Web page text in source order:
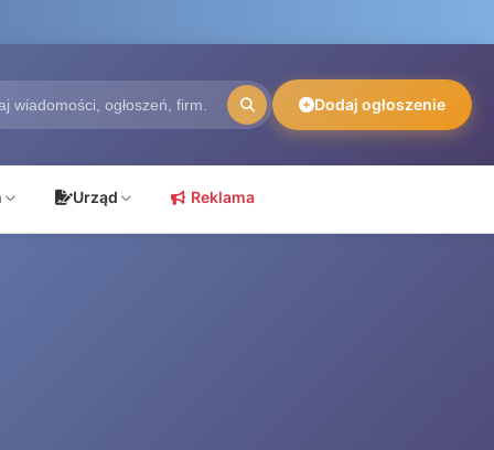
Dodaj ogłoszenie
Urząd Reklama